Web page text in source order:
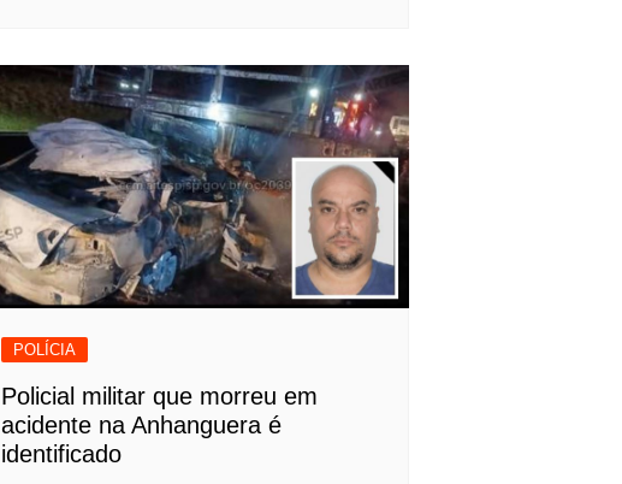
POLÍCIA
Policial militar que morreu em
acidente na Anhanguera é
identificado